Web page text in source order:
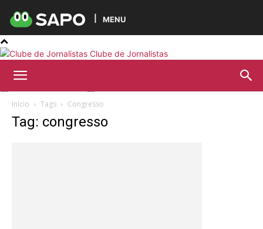
MENU
Clube de Jornalistas
Início Tags Congresso
Tag: congresso